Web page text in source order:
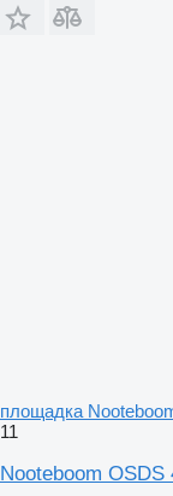
площадка
11
Nooteboom OSDS